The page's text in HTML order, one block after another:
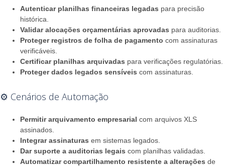
Autenticar planilhas financeiras legadas para precisão
histórica.
Validar alocações orçamentárias aprovadas para auditorias.
Proteger registros de folha de pagamento com assinaturas
verificáveis.
Certificar planilhas arquivadas para verificações regulatórias.
Proteger dados legados sensíveis com assinaturas.
⚙️ Cenários de Automação
Permitir arquivamento empresarial com arquivos XLS
assinados.
Integrar assinaturas em sistemas legados.
Dar suporte a auditorias legais com planilhas validadas.
Automatizar compartilhamento resistente a alterações de